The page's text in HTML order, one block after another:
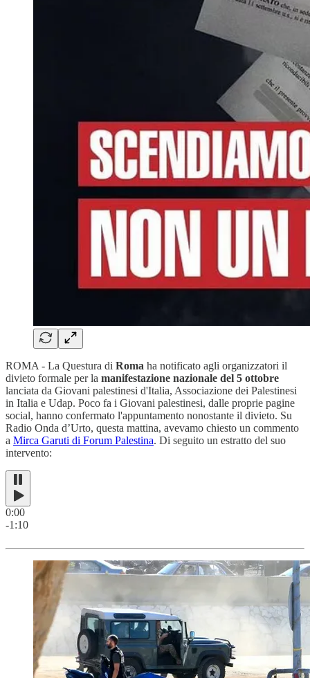
ROMA - La Questura di Roma ha notificato agli organizzatori il
divieto formale per la manifestazione nazionale del 5 ottobre
lanciata da Giovani palestinesi d'Italia, Associazione dei Palestinesi
in Italia e Udap. Poco fa i Giovani palestinesi, dalle proprie pagine
social, hanno confermato l'appuntamento nonostante il divieto. Su
Radio Onda d’Urto, questa mattina, avevamo chiesto un commento
a Mirca Garuti di Forum Palestina. Di seguito un estratto del suo
intervento:
0:00
-1:10